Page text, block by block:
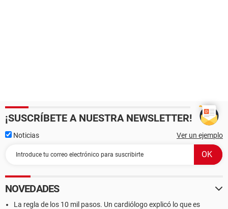
¡SUSCRÍBETE A NUESTRA NEWSLETTER!
Noticias Ver un ejemplo
NOVEDADES
La regla de los 10 mil pasos. Un cardiólogo explicó lo que es